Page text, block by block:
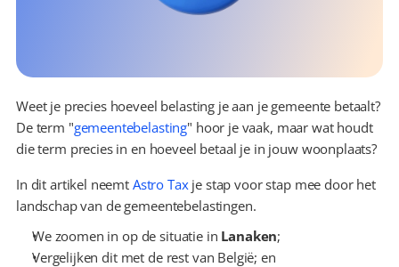
Weet je precies hoeveel belasting je aan je gemeente betaalt?
De term "gemeentebelasting" hoor je vaak, maar wat houdt
die term precies in en hoeveel betaal je in jouw woonplaats?
In dit artikel neemt Astro Tax je stap voor stap mee door het
landschap van de gemeentebelastingen.
We zoomen in op de situatie in Lanaken;
Vergelijken dit met de rest van België; en